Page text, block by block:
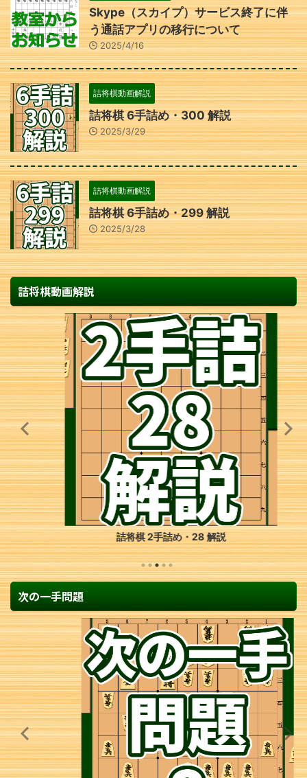
Skype（スカイプ）サービス終了に伴
う通話アプリの移行について
2025/4/16
詰将棋動画解説
詰将棋 6手詰め・300 解説
2025/3/29
詰将棋動画解説
詰将棋 6手詰め・299 解説
2025/3/28
詰将棋動画解説
詰将棋 2手詰め・28 解説
次の一手問題